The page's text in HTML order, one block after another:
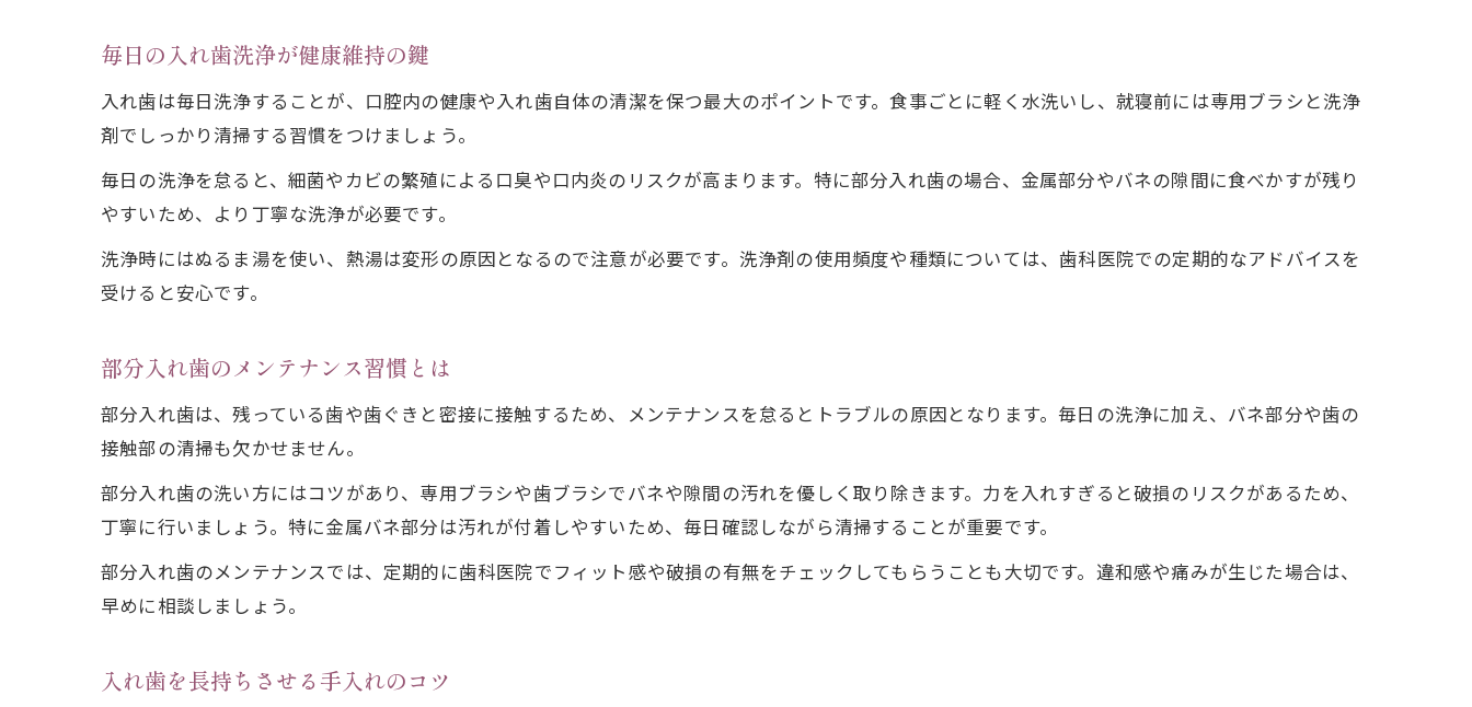
部分入れ歯の手入れ方法に迷ったら
毎日できる部分入れ歯の手入れポイント
部分入れ歯の洗浄剤選びと使い方のコツ
歯ブラシを使った入れ歯手入れ方法
就寝前に入れ歯を清潔に保つコツ
洗浄剤とブラシ併用でプロ並みケア
入れ歯メンテナンス頻度の目安と実際
毎日の入れ歯洗浄が健康維持の鍵
入れ歯は毎日洗浄することが、口腔内の健康や入れ歯自体の清潔を保つ最大のポイントです。食事ごとに軽く水洗いし、就寝前には専用ブラシと洗浄
剤でしっかり清掃する習慣をつけましょう。
毎日の洗浄を怠ると、細菌やカビの繁殖による口臭や口内炎のリスクが高まります。特に部分入れ歯の場合、金属部分やバネの隙間に食べかすが残り
やすいため、より丁寧な洗浄が必要です。
洗浄時にはぬるま湯を使い、熱湯は変形の原因となるので注意が必要です。洗浄剤の使用頻度や種類については、歯科医院での定期的なアドバイスを
受けると安心です。
部分入れ歯のメンテナンス習慣とは
部分入れ歯は、残っている歯や歯ぐきと密接に接触するため、メンテナンスを怠るとトラブルの原因となります。毎日の洗浄に加え、バネ部分や歯の
接触部の清掃も欠かせません。
部分入れ歯の洗い方にはコツがあり、専用ブラシや歯ブラシでバネや隙間の汚れを優しく取り除きます。力を入れすぎると破損のリスクがあるため、
丁寧に行いましょう。特に金属バネ部分は汚れが付着しやすいため、毎日確認しながら清掃することが重要です。
部分入れ歯のメンテナンスでは、定期的に歯科医院でフィット感や破損の有無をチェックしてもらうことも大切です。違和感や痛みが生じた場合は、
早めに相談しましょう。
入れ歯を長持ちさせる手入れのコツ